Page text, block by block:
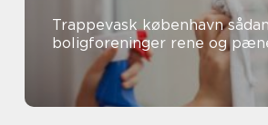
Trappevask københavn sådan sikrer
boligforeninger rene og